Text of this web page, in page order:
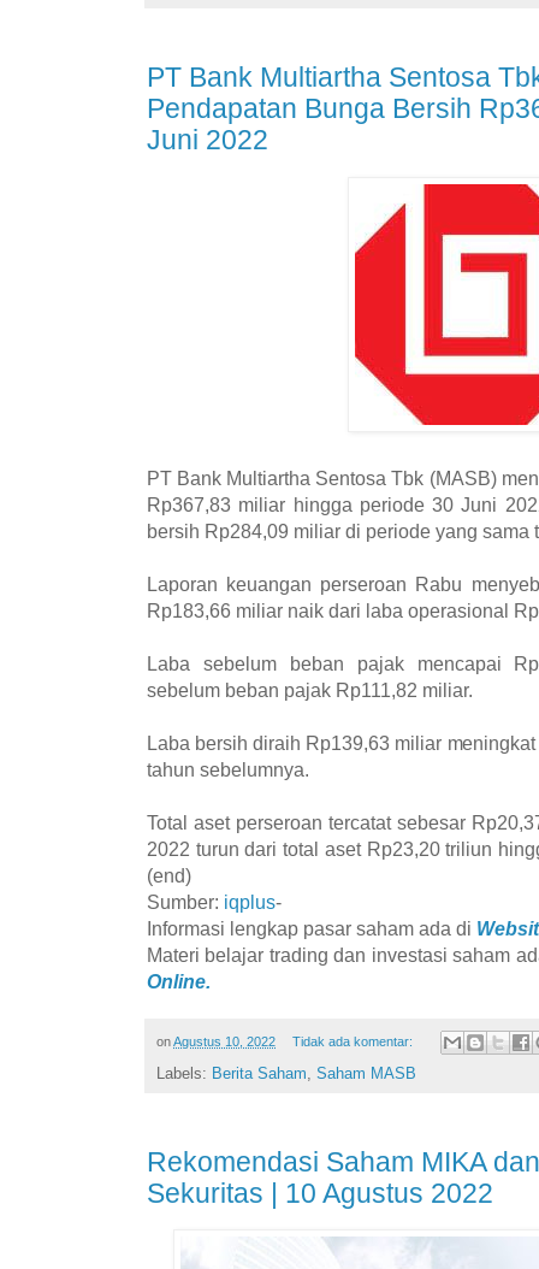
PT Bank Multiartha Sentosa
Pendapatan Bunga Bersih
Juni 2022
PT Bank Multiartha Sentosa Tbk (MASB)
Rp367,83 miliar hingga periode 30 Juni
bersih Rp284,09 miliar di periode yang sama
Laporan keuangan perseroan Rabu
Rp183,66 miliar naik dari laba operasional
Laba sebelum beban pajak mencapai
sebelum beban pajak Rp111,82 miliar.
Laba bersih diraih Rp139,63 miliar
tahun sebelumnya.
Total aset perseroan tercatat sebesar
2022 turun dari total aset Rp23,20 triliun
(end)
Sumber: iqplus-
Informasi lengkap pasar saham ada di
Materi belajar trading dan investasi saham
Online.
onAgustus 10, 2022 Tidak ada komentar:
Labels: Berita Saham Saham MASB
Rekomendasi Saham MIKA
Sekuritas | 10 Agustus 2022